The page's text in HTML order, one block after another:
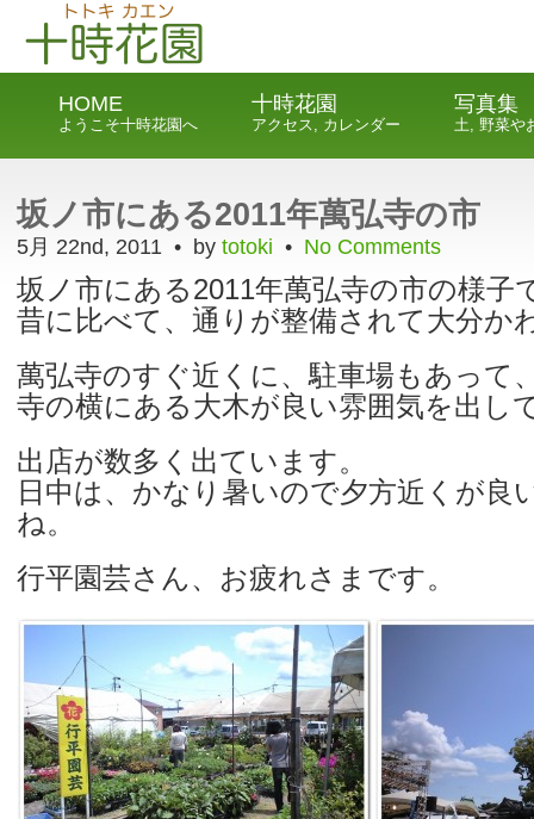
HOME
ようこそ十時花園へ
十時花園
アクセス, カレンダー
写真集
土, 野菜や
坂ノ市にある2011年萬弘寺の市
5月 22nd, 2011 • by totoki • No Comments
坂ノ市にある2011年萬弘寺の市の様子
昔に比べて、通りが整備されて大分か
萬弘寺のすぐ近くに、駐車場もあって
寺の横にある大木が良い雰囲気を出し
出店が数多く出ています。
日中は、かなり暑いので夕方近くが良
ね。
行平園芸さん、お疲れさまです。